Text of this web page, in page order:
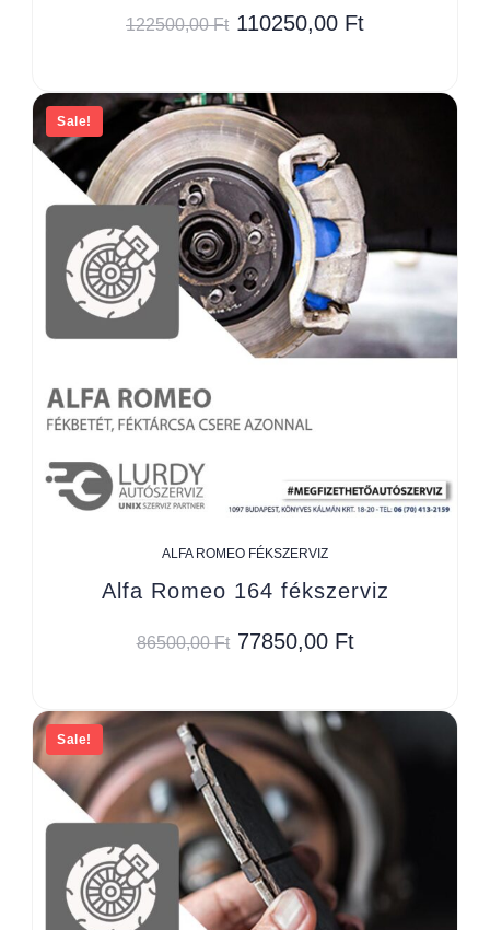
122500,00Ft 110250,00 Ft
Sale!
ALFA ROMEO FÉKSZERVIZ
Alfa Romeo 164 fékszerviz
86500,00Ft 77850,00 Ft
Sale!